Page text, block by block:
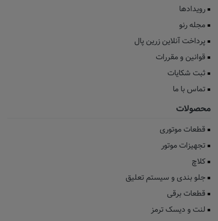
رویدادها
مجله رنو
پرداخت آنلاین زرین پال
قوانین و مقررات
ثبت شکایات
تماس با ما
محصولات
قطعات موتوری
تجهیزات موتور
کلاچ
جلو بندی و سیستم تعلیق
قطعات برقی
لنت و دیسک ترمز